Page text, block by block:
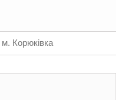
Корюківка